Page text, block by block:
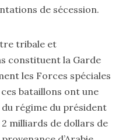
de sécession.
tribale et
constituent la Garde
les Forces spéciales
bataillons ont une
régime du président
2 milliards de dollars de